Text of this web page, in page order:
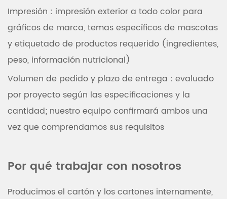
Impresión : impresión exterior a todo color para
gráficos de marca, temas específicos de mascotas
y etiquetado de productos requerido (ingredientes,
peso, información nutricional)
Volumen de pedido y plazo de entrega : evaluado
por proyecto según las especificaciones y la
cantidad; nuestro equipo confirmará ambos una
vez que comprendamos sus requisitos
Por qué trabajar con nosotros
Producimos el cartón y los cartones internamente,